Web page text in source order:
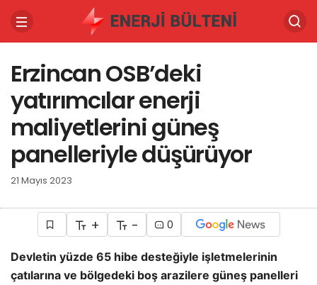
Erzincan OSB’deki
yatırımcılar enerji
maliyetlerini güneş
panelleriyle düşürüyor
21 Mayıs 2023
+ - 0
Devletin yüzde 65 hibe desteğiyle işletmelerinin
çatılarına ve bölgedeki boş arazilere güneş panelleri